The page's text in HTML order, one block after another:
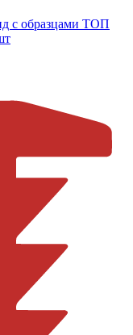
с образцами ТОП